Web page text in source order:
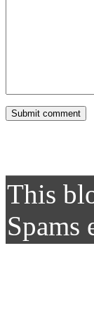
This
Spams